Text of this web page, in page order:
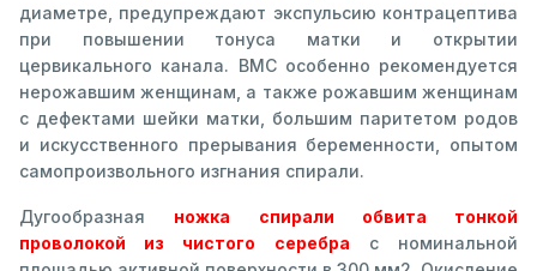
диаметре, предупреждают экспульсию контрацептива
при повышении тонуса матки и открытии
цервикального канала. ВМС особенно рекомендуется
нерожавшим женщинам, а также рожавшим женщинам
с дефектами шейки матки, большим паритетом родов
и искусственного прерывания беременности, опытом
самопроизвольного изгнания спирали.
Дугообразная ножка спирали обвита тонкой
проволокой из чистого серебра с номинальной